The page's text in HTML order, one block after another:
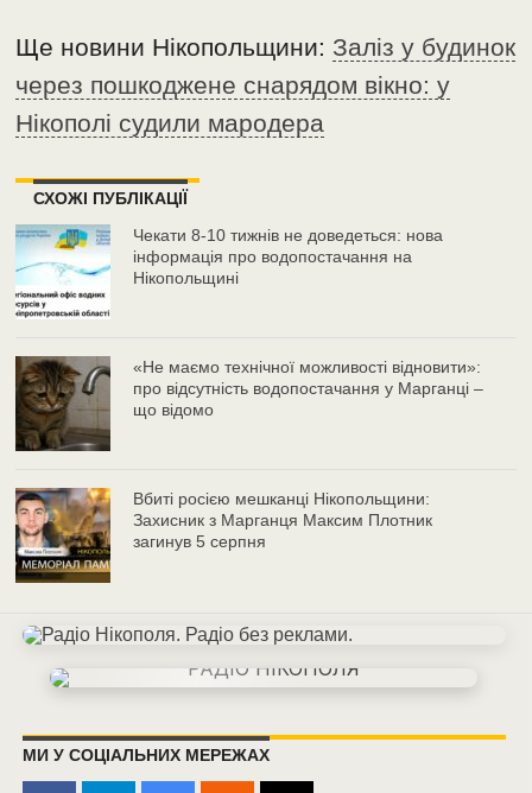
Ще новини Нікопольщини: Заліз у будинок
через пошкоджене снарядом вікно: у
Нікополі судили мародера
СХОЖІ ПУБЛІКАЦІЇ
Чекати 8-10 тижнів не доведеться: нова
інформація про водопостачання на
Нікопольщині
«Не маємо технічної можливості відновити»:
про відсутність водопостачання у Марганці –
що відомо
Вбиті росією мешканці Нікопольщини:
Захисник з Марганця Максим Плотник
загинув 5 серпня
МИ У СОЦІАЛЬНИХ МЕРЕЖАХ